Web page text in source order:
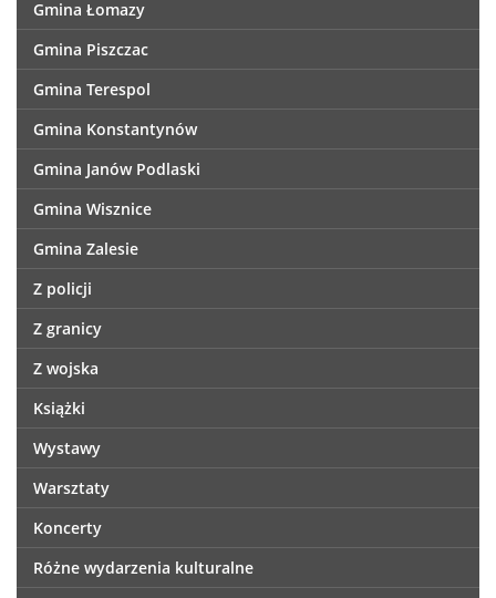
Gmina Łomazy
Gmina Piszczac
Gmina Terespol
Gmina Konstantynów
Gmina Janów Podlaski
Gmina Wisznice
Gmina Zalesie
Z policji
Z granicy
Z wojska
Książki
Wystawy
Warsztaty
Koncerty
Różne wydarzenia kulturalne